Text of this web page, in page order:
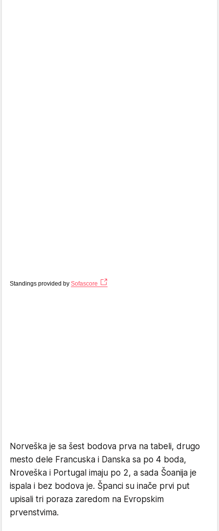
Standings provided by Sofascore
Norveška je sa šest bodova prva na tabeli, drugo
mesto dele Francuska i Danska sa po 4 boda,
Nroveška i Portugal imaju po 2, a sada Šoanija je
ispala i bez bodova je. Španci su inače prvi put
upisali tri poraza zaredom na Evropskim
prvenstvima.